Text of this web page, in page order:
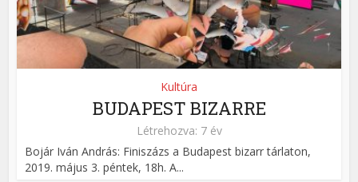
Kultúra
BUDAPEST BIZARRE
Létrehozva: 7 év
Bojár Iván András: Finiszázs a Budapest bizarr tárlaton,
2019. május 3. péntek, 18h. A...